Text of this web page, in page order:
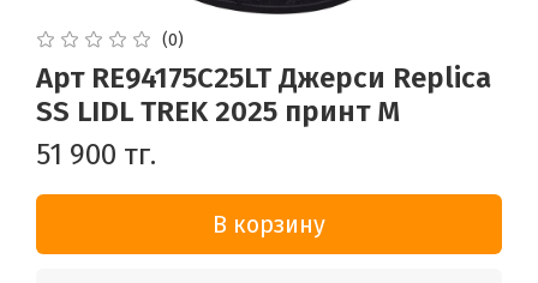
(0)
Арт RE94175C25LT Джерси Replica
SS LIDL TREK 2025 принт M
51 900 тг.
В корзину